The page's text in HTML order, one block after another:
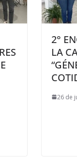
2°
LA
26 de